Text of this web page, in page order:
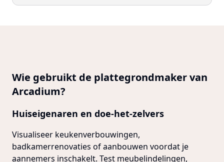
Wie gebruikt de plattegrondmaker van
Arcadium?
Huiseigenaren en doe-het-zelvers
Visualiseer keukenverbouwingen,
badkamerrenovaties of aanbouwen voordat je
aannemers inschakelt. Test meubelindelingen,